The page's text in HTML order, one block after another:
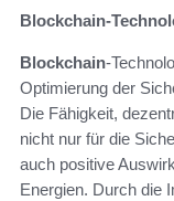
Blockchain-
Blockchain-
Optimierung der
Die Fähigkeit,
nicht nur für die
auch positive
Energien. Durch die